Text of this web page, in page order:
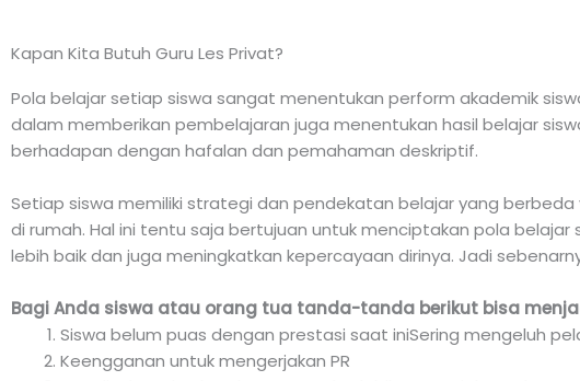
Kapan Kita Butuh Guru Les Privat?
Pola belajar setiap siswa sangat menentukan perform akademik
dalam memberikan pembelajaran juga menentukan hasil belajar
berhadapan dengan hafalan dan pemahaman deskriptif.
Setiap siswa memiliki strategi dan pendekatan belajar yang
di rumah. Hal ini tentu saja bertujuan untuk menciptakan pola
lebih baik dan juga meningkatkan kepercayaan dirinya. Jadi
Bagi Anda siswa atau orang tua tanda-tanda berikut bisa
Siswa belum puas dengan prestasi saat iniSering mengeluh
Keengganan untuk mengerjakan PR